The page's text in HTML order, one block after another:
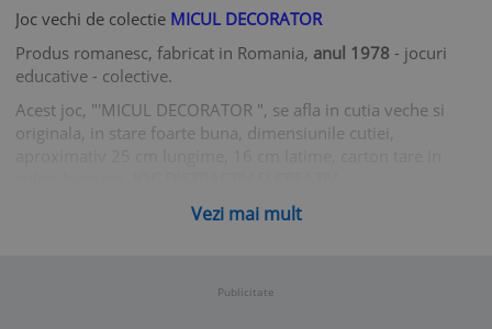
Joc vechi de colectie MICUL DECORATOR
Produs romanesc, fabricat in Romania, anul 1978 - jocuri
educative - colective.
Acest joc, "'MICUL DECORATOR ", se afla in cutia veche si
originala, in stare foarte buna, dimensiunile cutiei,
Jocul contine urmatoarele componente:
Vezi mai mult
Publicitate